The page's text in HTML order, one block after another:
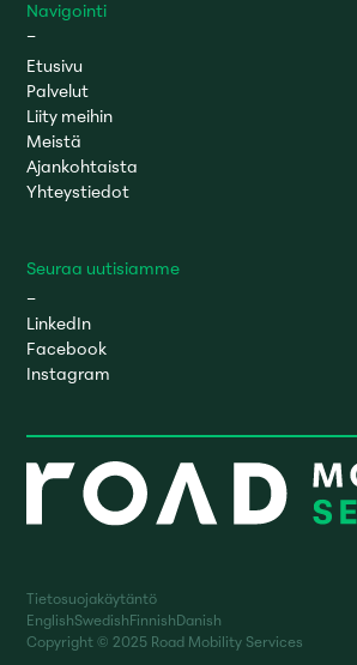
Navigointi
–
Etusivu
Palvelut
Liity meihin
Meistä
Ajankohtaista
Yhteystiedot
Seuraa uutisiamme
–
LinkedIn
Facebook
Instagram
Tietosuojakäytäntö
EnglishSwedishFinnishDanish
Copyright © 2025 Road Mobility Services